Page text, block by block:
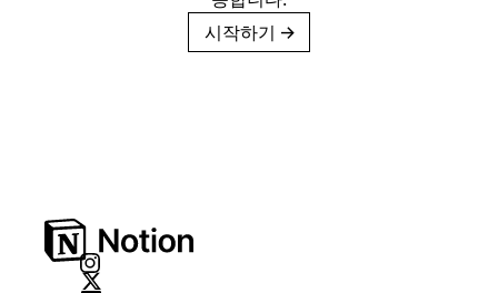
시작하기 →